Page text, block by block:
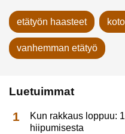
etätyön haasteet
vanhemman etätyö
Luetuimmat
Kun rakkaus loppuu:
hiipumisesta